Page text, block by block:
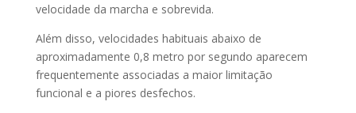
velocidade da marcha e sobrevida.
Além disso, velocidades habituais abaixo de
aproximadamente 0,8 metro por segundo aparecem
frequentemente associadas a maior limitação
funcional e a piores desfechos.